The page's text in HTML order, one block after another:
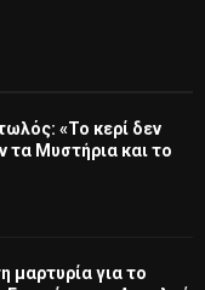
«Το κερί δεν
Μυστήρια και το
μαρτυρία για το